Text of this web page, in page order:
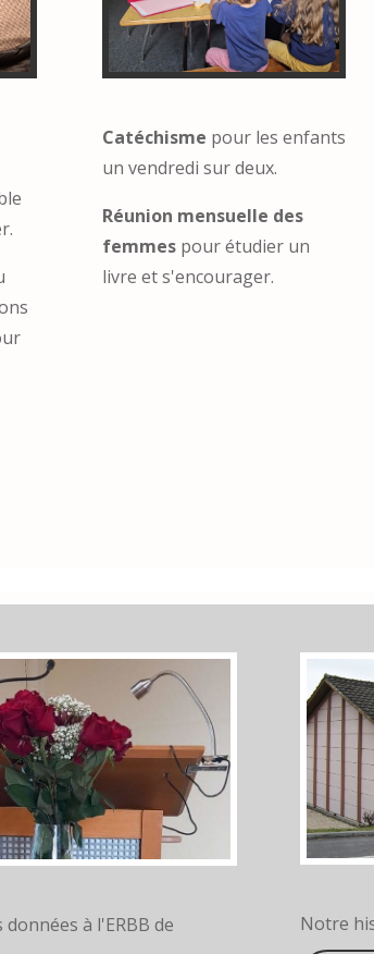
Catéchisme pour les enfants
un vendredi sur deux.
Réunion mensuelle des
femmespour étudier un
livre et s'encourager.
à l'ERBB de
Notre